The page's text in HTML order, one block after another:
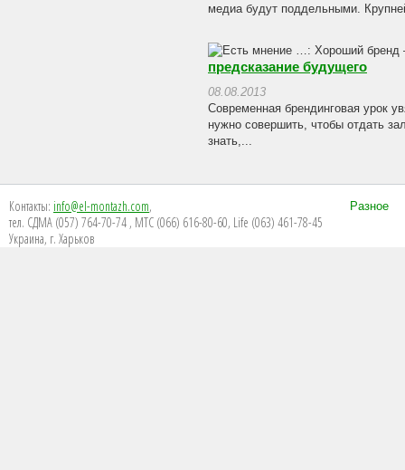
медиа будут поддельными.
предсказание будущего
08.08.2013
Современная брендинговая урок
нужно совершить, чтобы отдать
знать,...
Контакты: info@el-montazh.com,
тел. СДМА (057) 764-70-74 , МТС (066) 616-80-60, Life (063) 461-78-45
Украина, г. Харьков
Разное